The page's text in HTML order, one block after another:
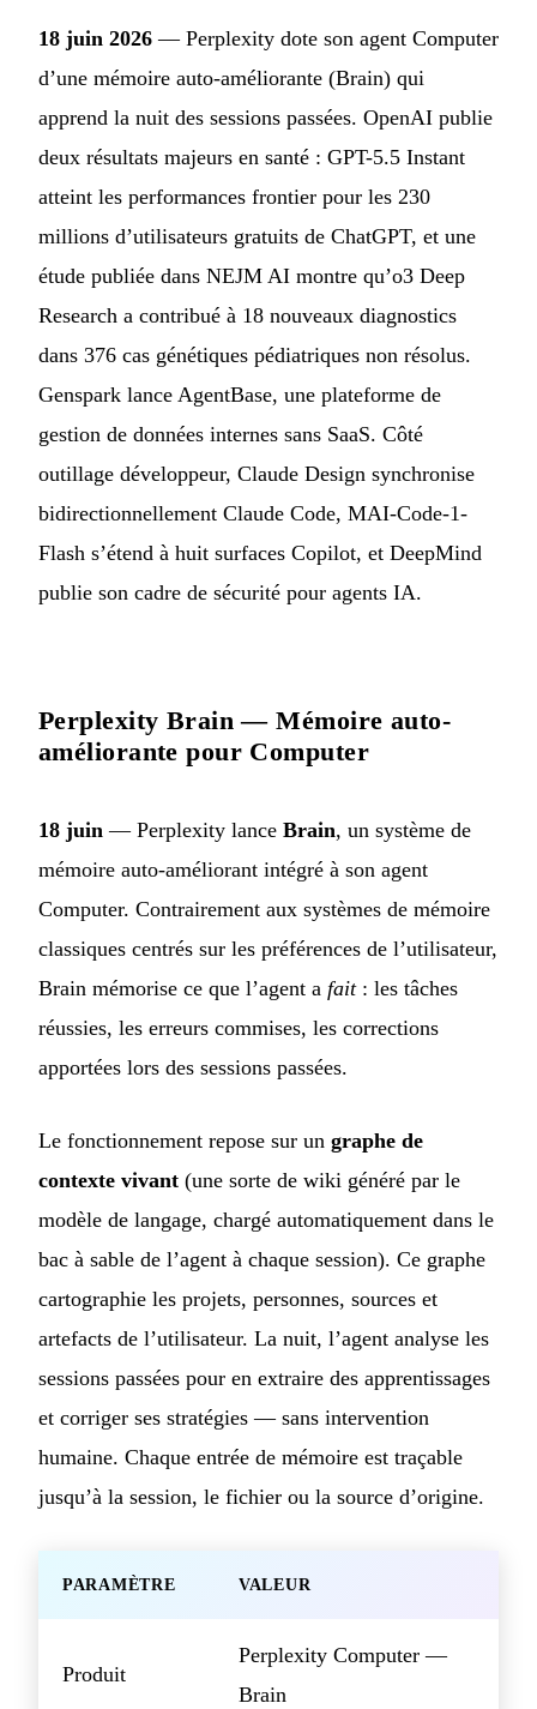
18 juin 2026 — Perplexity dote son agent Computer
d’une mémoire auto-améliorante (Brain) qui
apprend la nuit des sessions passées. OpenAI publie
deux résultats majeurs en santé : GPT-5.5 Instant
atteint les performances frontier pour les 230
millions d’utilisateurs gratuits de ChatGPT, et une
étude publiée dans NEJM AI montre qu’o3 Deep
Research a contribué à 18 nouveaux diagnostics
dans 376 cas génétiques pédiatriques non résolus.
Genspark lance AgentBase, une plateforme de
gestion de données internes sans SaaS. Côté
outillage développeur, Claude Design synchronise
bidirectionnellement Claude Code, MAI-Code-1-
Flash s’étend à huit surfaces Copilot, et DeepMind
publie son cadre de sécurité pour agents IA.
Perplexity Brain — Mémoire auto-
améliorante pour Computer
18 juin — Perplexity lance Brain, un système de
mémoire auto-améliorant intégré à son agent
Computer. Contrairement aux systèmes de mémoire
classiques centrés sur les préférences de l’utilisateur,
Brain mémorise ce que l’agent a fait: les tâches
réussies, les erreurs commises, les corrections
apportées lors des sessions passées.
Le fonctionnement repose sur un graphe de
contexte vivant (une sorte de wiki généré par le
modèle de langage, chargé automatiquement dans le
bac à sable de l’agent à chaque session). Ce graphe
cartographie les projets, personnes, sources et
artefacts de l’utilisateur. La nuit, l’agent analyse les
sessions passées pour en extraire des apprentissages
et corriger ses stratégies — sans intervention
humaine. Chaque entrée de mémoire est traçable
jusqu’à la session, le fichier ou la source d’origine.
PARAMÈTRE VALEUR
Produit
Perplexity Computer —
Brain